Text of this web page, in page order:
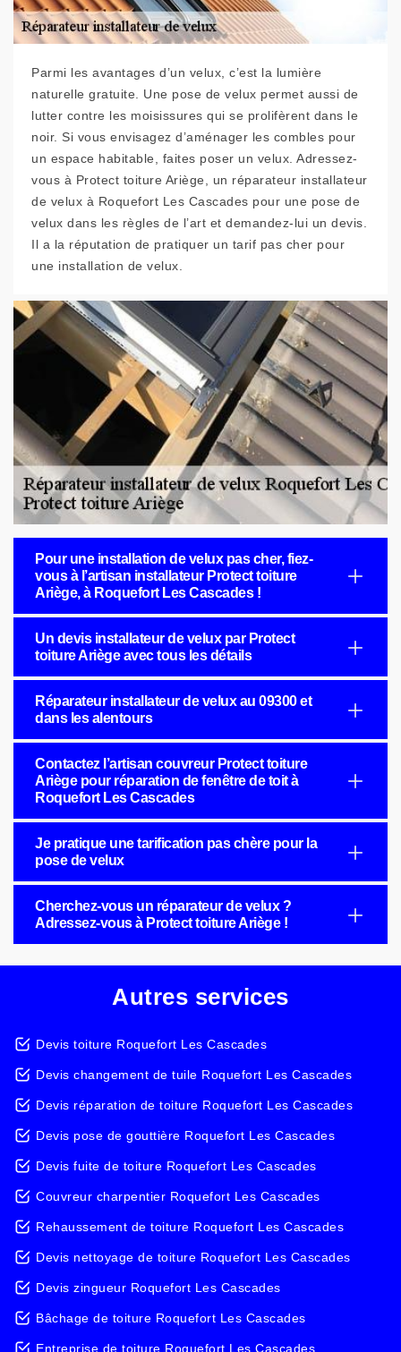
Parmi les avantages d’un velux, c’est la lumière
naturelle gratuite. Une pose de velux permet aussi de
lutter contre les moisissures qui se prolifèrent dans le
noir. Si vous envisagez d’aménager les combles pour
un espace habitable, faites poser un velux. Adressez-
vous à Protect toiture Ariège, un réparateur installateur
de velux à Roquefort Les Cascades pour une pose de
velux dans les règles de l’art et demandez-lui un devis.
Il a la réputation de pratiquer un tarif pas cher pour
une installation de velux.
Pour une installation de velux pas cher, fiez-
vous à l’artisan installateur Protect toiture
Ariège, à Roquefort Les Cascades !
Un devis installateur de velux par Protect
toiture Ariège avec tous les détails
Réparateur installateur de velux au 09300 et
dans les alentours
Contactez l’artisan couvreur Protect toiture
Ariège pour réparation de fenêtre de toit à
Roquefort Les Cascades
Je pratique une tarification pas chère pour la
pose de velux
Cherchez-vous un réparateur de velux ?
Adressez-vous à Protect toiture Ariège !
Autres services
Devis toiture Roquefort Les Cascades
Devis changement de tuile Roquefort Les Cascades
Devis réparation de toiture Roquefort Les Cascades
Devis pose de gouttière Roquefort Les Cascades
Devis fuite de toiture Roquefort Les Cascades
Couvreur charpentier Roquefort Les Cascades
Rehaussement de toiture Roquefort Les Cascades
Devis nettoyage de toiture Roquefort Les Cascades
Devis zingueur Roquefort Les Cascades
Bâchage de toiture Roquefort Les Cascades
Entreprise de toiture Roquefort Les Cascades